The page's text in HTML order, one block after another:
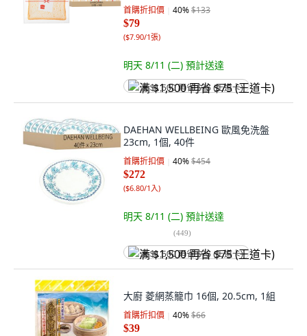
首購折扣價 40%$133
$79
($7.90/1張)
明天 8/11 (二) 預計送達
满 $1,500 再省 $75 (王道卡)
DAEHAN WELLBEING 歐風免洗盤
23cm, 1個, 40件
首購折扣價 40%$454
$272
($6.80/1入)
明天 8/11 (二) 預計送達
(449)
满 $1,500 再省 $75 (王道卡)
大廚 菱網蒸籠巾 16個, 20.5cm, 1組
首購折扣價 40%$66
$39